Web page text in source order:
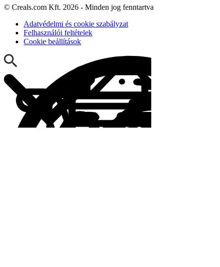
© Creals.com Kft. 2026 - Minden jog fenntartva
Adatvédelmi és cookie szabályzat
Felhasználói feltételek
Cookie beállítások